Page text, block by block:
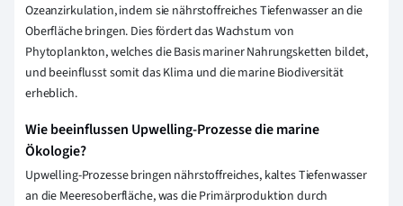
Ozeanzirkulation, indem sie nährstoffreiches Tiefenwasser an die
Oberfläche bringen. Dies fördert das Wachstum von
Phytoplankton, welches die Basis mariner Nahrungsketten bildet,
und beeinflusst somit das Klima und die marine Biodiversität
erheblich.
Wie beeinflussen Upwelling-Prozesse die marine
Ökologie?
Upwelling-Prozesse bringen nährstoffreiches, kaltes Tiefenwasser
an die Meeresoberfläche, was die Primärproduktion durch